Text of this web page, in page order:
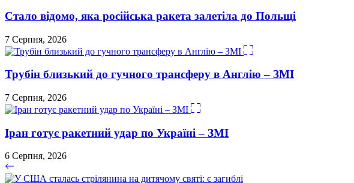
Стало відомо, яка російська ракета залетіла до Польщі
7 Серпня, 2026
Трубін близький до гучного трансферу в Англію – ЗМІ
7 Серпня, 2026
Іран готує ракетний удар по Україні – ЗМІ
6 Серпня, 2026